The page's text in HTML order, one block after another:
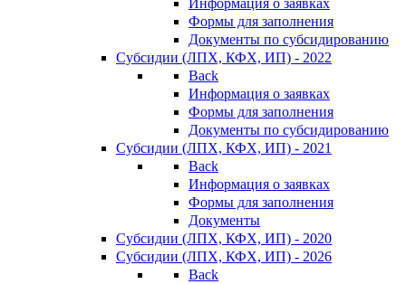
Информация о заявках
Формы для заполнения
Документы по субсидированию
Субсидии (ЛПХ, КФХ, ИП) - 2022
Back
Информация о заявках
Формы для заполнения
Документы по субсидированию
Субсидии (ЛПХ, КФХ, ИП) - 2021
Back
Информация о заявках
Формы для заполнения
Документы
Субсидии (ЛПХ, КФХ, ИП) - 2020
Субсидии (ЛПХ, КФХ, ИП) - 2026
Back